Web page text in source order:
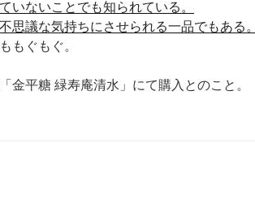
いないことでも知られている。
思議な気持ちにさせられる一品でもある。
もぐもぐ。
金平糖 緑寿庵清水」にて購入とのこと。